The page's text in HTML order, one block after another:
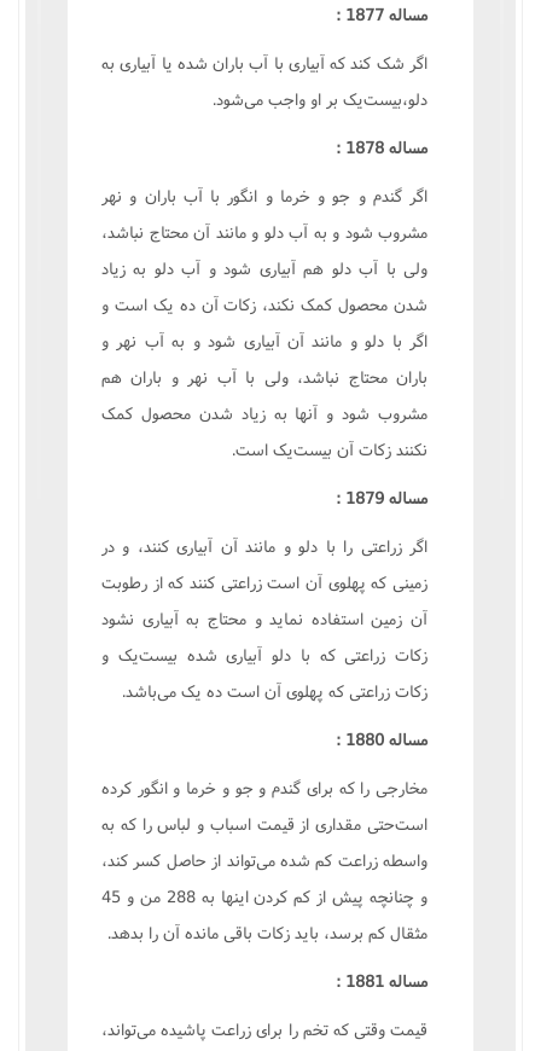
مساله 1877 :
اگر شک کند که آبيارى با آب باران شده يا آبيارى به
دلو،بيست‌يک بر او واجب مى‌شود.
مساله 1878 :
اگر گندم و جو و خرما و انگور با آب باران و نهر
مشروب شود و به آب دلو و مانند آن محتاج نباشد،
ولى با آب دلو هم آبيارى شود و آب دلو به زياد
شدن محصول کمک نکند، زکات آن ده يک است و
اگر با دلو و مانند آن آبيارى شود و به آب نهر و
باران محتاج نباشد، ولى با آب نهر و باران هم
مشروب شود و آنها به زياد شدن محصول کمک
نکنند زکات آن بيست‌يک است.
مساله 1879 :
اگر زراعتى را با دلو و مانند آن آبيارى کنند، و در
زمينى که پهلوى آن است زراعتى کنند که از رطوبت
آن زمين استفاده نمايد و محتاج به آبيارى نشود
زکات زراعتى که با دلو آبيارى شده بيست‌يک و
زکات زراعتى که پهلوى آن است ده يک مى‌باشد.
مساله 1880 :
مخارجى را که براى گندم و جو و خرما و انگور کرده
است‌حتى مقدارى از قيمت اسباب و لباس را که به
واسطه زراعت کم شده مى‌تواند از حاصل کسر کند،
و چنانچه پيش از کم کردن اينها به 288 من و 45
مثقال کم برسد، بايد زکات باقى مانده آن را بدهد.
مساله 1881 :
قيمت وقتى که تخم را براى زراعت پاشيده مى‌تواند،